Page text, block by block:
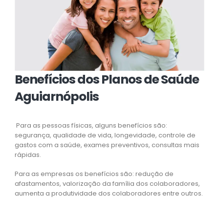
Benefícios dos Planos de Saúde
Aguiarnópolis
Para as pessoas físicas, alguns benefícios são:
segurança, qualidade de vida, longevidade, controle de
gastos com a saúde, exames preventivos, consultas mais
rápidas.
Para as empresas os benefícios são: redução de
afastamentos, valorização da família dos colaboradores,
aumenta a produtividade dos colaboradores entre outros.